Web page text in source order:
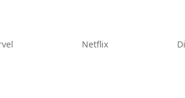
Netflix